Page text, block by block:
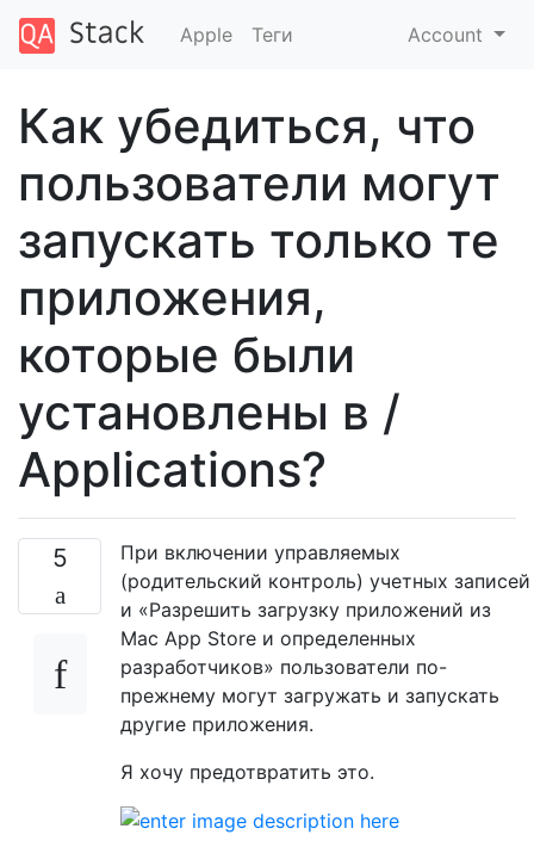
Apple Теги Account
Как убедиться, что
пользователи могут
запускать только те
приложения,
которые были
установлены в /
Applications?
5
При включении управляемых
(родительский контроль) учетных записей
и «Разрешить загрузку приложений из
Mac App Store и определенных
разработчиков» пользователи по-
прежнему могут загружать и запускать
другие приложения.
Я хочу предотвратить это.